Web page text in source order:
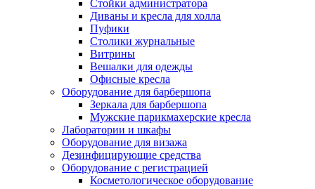
Стойки администратора
Диваны и кресла для холла
Пуфики
Столики журнальные
Витрины
Вешалки для одежды
Офисные кресла
Оборудование для барбершопа
Зеркала для барбершопа
Мужские парикмахерские кресла
Лаборатории и шкафы
Оборудование для визажа
Дезинфицирующие средства
Оборудование с регистрацией
Косметологическое оборудование